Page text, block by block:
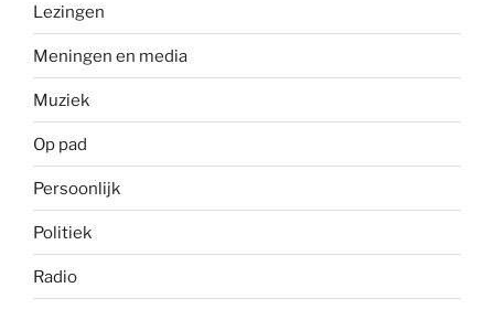
Lezingen
Meningen en media
Muziek
Op pad
Persoonlijk
Politiek
Radio